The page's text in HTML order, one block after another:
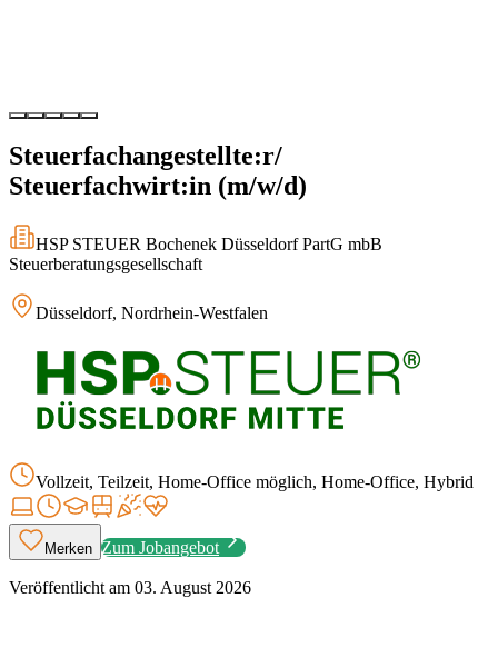
Steuerfachangestellte:r/
Steuerfachwirt:in (m/w/d)
HSP STEUER Bochenek Düsseldorf PartG mbB
Steuerberatungsgesellschaft
Düsseldorf, Nordrhein-Westfalen
Vollzeit, Teilzeit, Home-Office möglich, Home-Office, Hybrid
Merken Zum Jobangebot
Veröffentlicht am 03. August 2026